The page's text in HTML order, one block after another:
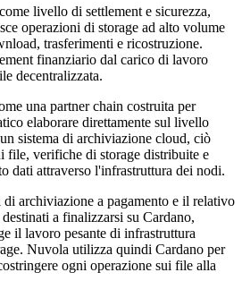
livello di settlement e sicurezza,
operazioni di storage ad alto volume
trasferimenti e ricostruzione.
finanziario dal carico di lavoro
decentralizzata.
una partner chain costruita per
elaborare direttamente sul livello
sistema di archiviazione cloud, ciò
file, verifiche di storage distribuite e
dati attraverso l'infrastruttura dei nodi.
archiviazione a pagamento e il relativo
a finalizzarsi su Cardano,
il lavoro pesante di infrastruttura
Nuvola utilizza quindi Cardano per
ogni operazione sui file alla